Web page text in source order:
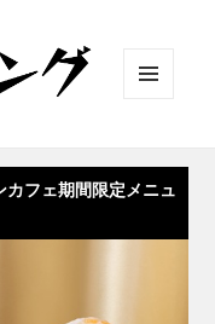
ット
カフェ期間限定メニュ